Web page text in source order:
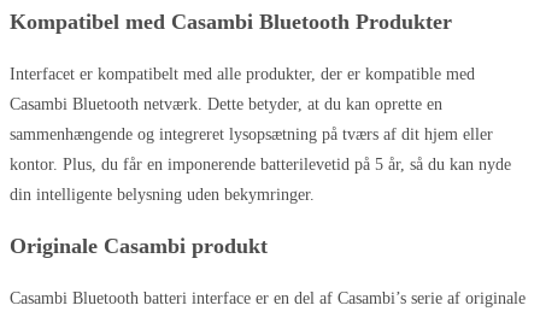
Kompatibel med Casambi Bluetooth Produkter
Interfacet er kompatibelt med alle produkter, der er kompatible med
Casambi Bluetooth netværk. Dette betyder, at du kan oprette en
sammenhængende og integreret lysopsætning på tværs af dit hjem eller
kontor. Plus, du får en imponerende batterilevetid på 5 år, så du kan nyde
din intelligente belysning uden bekymringer.
Originale Casambi produkt
Casambi Bluetooth batteri interface er en del af Casambi’s serie af originale